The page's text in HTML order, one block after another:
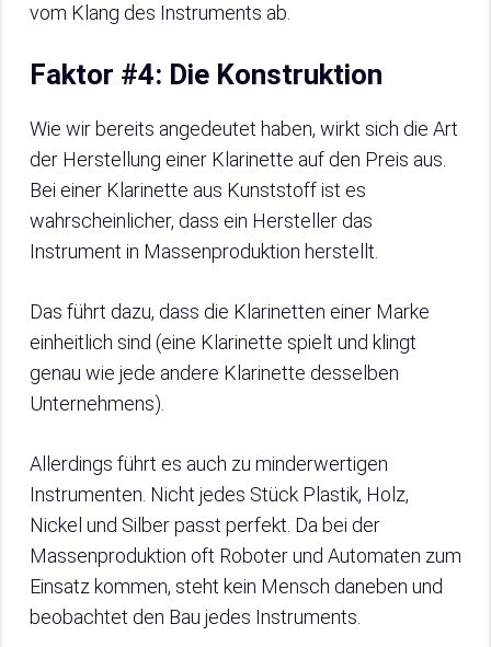
vom Klang des Instruments ab.
Faktor #4: Die Konstruktion
Wie wir bereits angedeutet haben, wirkt sich die Art
der Herstellung einer Klarinette auf den Preis aus.
Bei einer Klarinette aus Kunststoff ist es
wahrscheinlicher, dass ein Hersteller das
Instrument in Massenproduktion herstellt.
Das führt dazu, dass die Klarinetten einer Marke
einheitlich sind (eine Klarinette spielt und klingt
genau wie jede andere Klarinette desselben
Unternehmens).
Allerdings führt es auch zu minderwertigen
Instrumenten. Nicht jedes Stück Plastik, Holz,
Nickel und Silber passt perfekt. Da bei der
Massenproduktion oft Roboter und Automaten zum
Einsatz kommen, steht kein Mensch daneben und
beobachtet den Bau jedes Instruments.